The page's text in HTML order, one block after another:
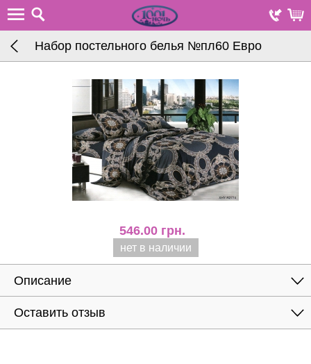
Набор постельного белья №пл60 Евро
546.00 грн.
нет в наличии
Описание
Оставить отзыв